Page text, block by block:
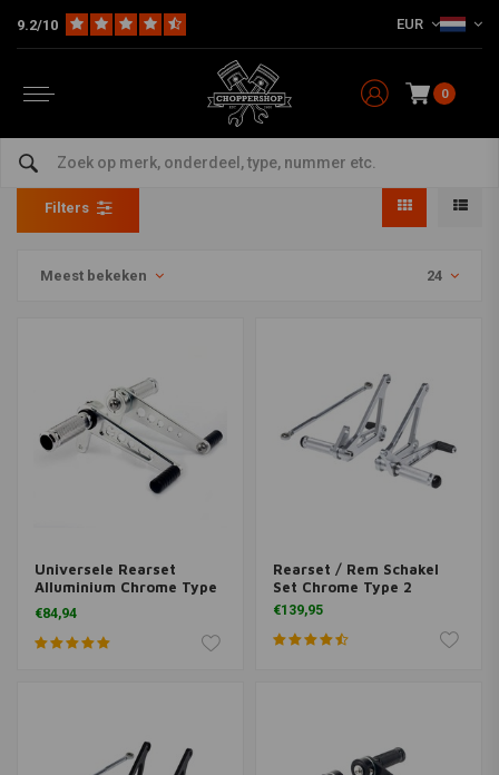
9.2/10 EUR
0
Rearsets
Home Multi-fit Rearsets / Forward Controls Rearsets
Filters
Meest bekeken 24
Universele Rearset
Alluminium Chrome Type
4
€84,94
Rearset / Rem Schakel
Set Chrome Type 2
€139,95